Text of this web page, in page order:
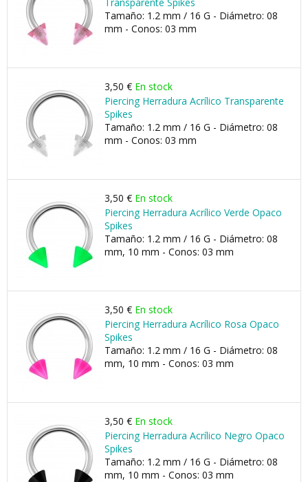
Tamaño: 1.2 mm / 16 G - Diámetro: 08
mm - Conos: 03 mm
3,50 € En stock
Piercing Herradura Acrílico Transparente
Spikes
Tamaño: 1.2 mm / 16 G - Diámetro: 08
mm - Conos: 03 mm
3,50 € En stock
Piercing Herradura Acrílico Verde Opaco
Spikes
Tamaño: 1.2 mm / 16 G - Diámetro: 08
mm, 10 mm - Conos: 03 mm
3,50 € En stock
Piercing Herradura Acrílico Rosa Opaco
Spikes
Tamaño: 1.2 mm / 16 G - Diámetro: 08
mm, 10 mm - Conos: 03 mm
3,50 € En stock
Piercing Herradura Acrílico Negro Opaco
Spikes
Tamaño: 1.2 mm / 16 G - Diámetro: 08
mm, 10 mm - Conos: 03 mm